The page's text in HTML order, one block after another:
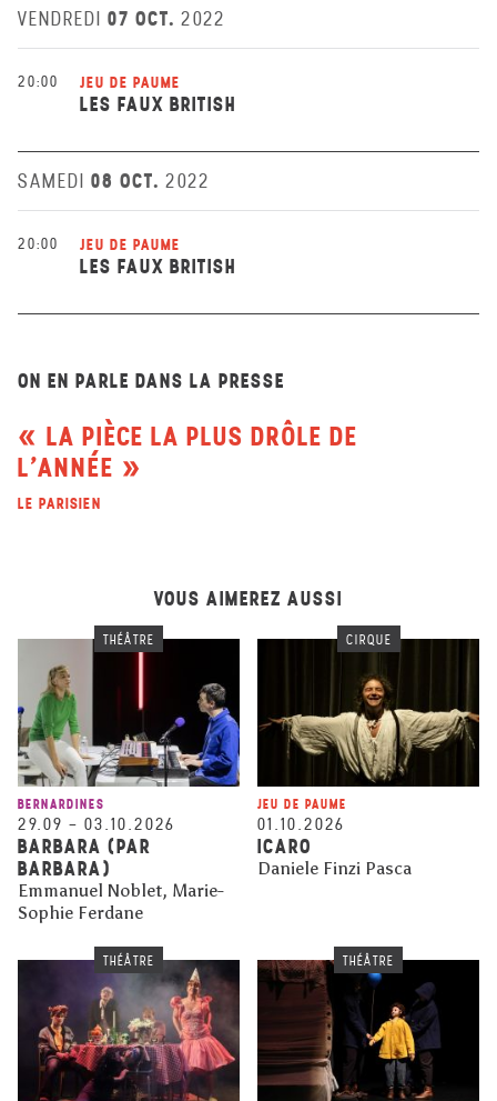
VENDREDI 07 OCT. 2022
20:00 JEU DE PAUME
LES FAUX BRITISH
SAMEDI 08 OCT. 2022
20:00 JEU DE PAUME
LES FAUX BRITISH
ON EN PARLE DANS LA PRESSE
LA PIÈCE LA PLUS DRÔLE DE
L’ANNÉE
LE PARISIEN
VOUS AIMEREZ AUSSI
THÉÂTRE
BERNARDINES
29.09 – 03.10.2026
BARBARA (PAR
BARBARA)
Emmanuel Noblet, Marie-
Sophie Ferdane
CIRQUE
JEU DE PAUME
01.10.2026
ICARO
Daniele Finzi Pasca
THÉÂTRE THÉÂTRE